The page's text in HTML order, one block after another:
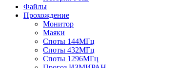
Файлы
Прохождение
Монитор
Маяки
Споты 144МГц
Споты 432МГц
Споты 1296МГц